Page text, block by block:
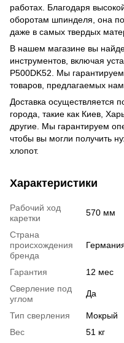
работах. Благодаря
оборотам шпинделя, она
даже в самых твердых
В нашем магазине вы
инструментов, включая
P500DK52. Мы
товаров, предлагаемых
Доставка осуществляется
города, такие как Киев,
другие. Мы гарантируем
чтобы вы могли получить
хлопот.
Характеристики
Рабочий ход
каретки
570 мм
Страна
происхождения
бренда
Гарантия
12 мес
Сверление под
углом
Да
Тип сверления
Мокрый
Вес
51 кг